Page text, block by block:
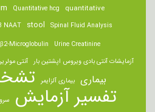
quantitative
Quantitative hcg
Spinal Fluid Analysis
stool
NAAT
Urine Creatinine
β2-Microglobulin
آزمایشات آنتی بادی ویروس اپشتین بار آنتی
بیماری بیماری آلزایمر
تفسیر آزمایش